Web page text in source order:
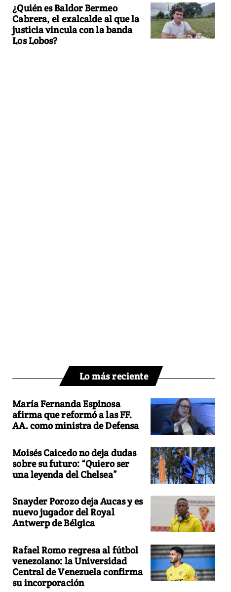
¿Quién es Baldor Bermeo
Cabrera, el exalcalde al que la
justicia vincula con la banda
Los Lobos?
Lo más reciente
María Fernanda Espinosa
afirma que reformó a las FF.
AA. como ministra de Defensa
Moisés Caicedo no deja dudas
sobre su futuro: “Quiero ser
una leyenda del Chelsea”
Snayder Porozo deja Aucas y es
nuevo jugador del Royal
Antwerp de Bélgica
Rafael Romo regresa al fútbol
venezolano: la Universidad
Central de Venezuela confirma
su incorporación